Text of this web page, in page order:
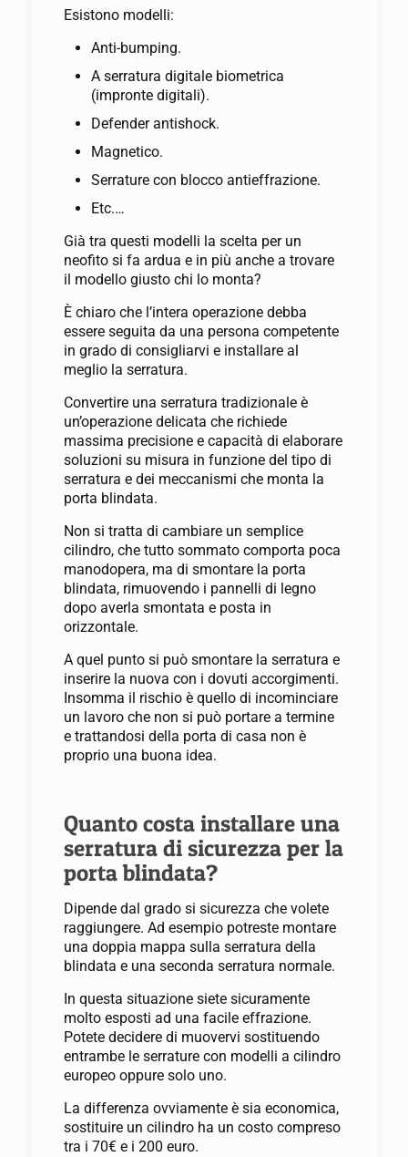
Esistono modelli:
Anti-bumping.
A serratura digitale biometrica
(impronte digitali).
Defender antishock.
Magnetico.
Serrature con blocco antieffrazione.
Etc.…
Già tra questi modelli la scelta per un
neofito si fa ardua e in più anche a trovare
il modello giusto chi lo monta?
È chiaro che l’intera operazione debba
essere seguita da una persona competente
in grado di consigliarvi e installare al
meglio la serratura.
Convertire una serratura tradizionale è
un’operazione delicata che richiede
massima precisione e capacità di elaborare
soluzioni su misura in funzione del tipo di
serratura e dei meccanismi che monta la
porta blindata.
Non si tratta di cambiare un semplice
cilindro, che tutto sommato comporta poca
manodopera, ma di smontare la porta
blindata, rimuovendo i pannelli di legno
dopo averla smontata e posta in
orizzontale.
A quel punto si può smontare la serratura e
inserire la nuova con i dovuti accorgimenti.
Insomma il rischio è quello di incominciare
un lavoro che non si può portare a termine
e trattandosi della porta di casa non è
proprio una buona idea.
Quanto costa installare una
serratura di sicurezza per la
porta blindata?
Dipende dal grado si sicurezza che volete
raggiungere. Ad esempio potreste montare
una doppia mappa sulla serratura della
blindata e una seconda serratura normale.
In questa situazione siete sicuramente
molto esposti ad una facile effrazione.
Potete decidere di muovervi sostituendo
entrambe le serrature con modelli a cilindro
europeo oppure solo uno.
La differenza ovviamente è sia economica,
sostituire un cilindro ha un costo compreso
tra i 70€ e i 200 euro.